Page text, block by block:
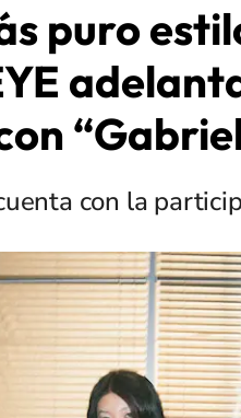
puro
con la